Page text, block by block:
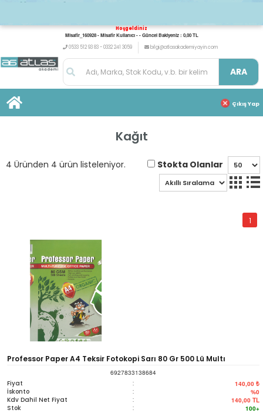
Hoşgeldiniz
Misafir_160928 - Misafir Kullanıcı - - Güncel Bakiyeniz : 0,00 TL
0533 512 93 83 - 0332 241 3059
bilgi@atlasakademiyayin.com
ARA
Çıkış Yap
Kağıt
4 Üründen 4 ürün listeleniyor. Stokta Olanlar
1
Professor Paper A4 Teksir Fotokopi Sarı 80 Gr 500 Lü Multı
6927833138684
Fiyat : 140,00 ₺
İskonto : %0
Kdv Dahil Net Fiyat : 140,00 TL
Stok : 100+